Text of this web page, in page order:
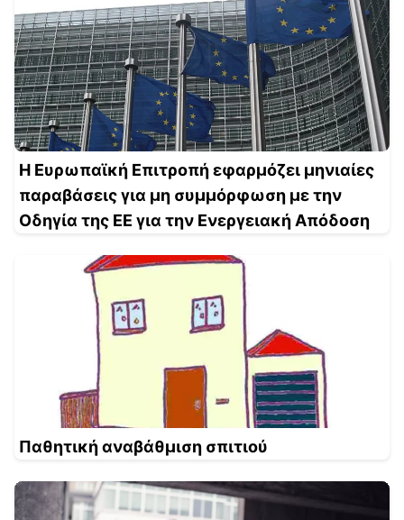
Η Ευρωπαϊκή Επιτροπή εφαρμόζει μηνιαίες
παραβάσεις για μη συμμόρφωση με την
Οδηγία της ΕΕ για την Ενεργειακή Απόδοση
Παθητική αναβάθμιση σπιτιού